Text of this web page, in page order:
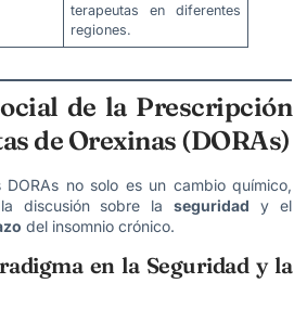
terapeutas en diferentes
regiones.
de la Prescripción
de Orexinas (DORAs)
no solo es un cambio químico,
discusión sobre laseguridad y el
del insomnio crónico.
en la Seguridad y la